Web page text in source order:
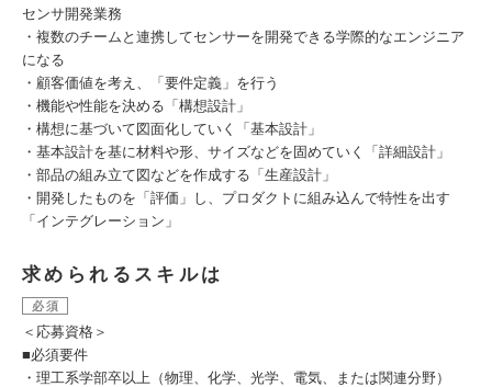
センサ開発業務
・複数のチームと連携してセンサーを開発できる学際的なエンジニア
になる
・顧客価値を考え、「要件定義」を行う
・機能や性能を決める「構想設計」
・構想に基づいて図面化していく「基本設計」
・基本設計を基に材料や形、サイズなどを固めていく「詳細設計」
・部品の組み立て図などを作成する「生産設計」
・開発したものを「評価」し、プロダクトに組み込んで特性を出す
「インテグレーション」
求められるスキルは
必須
＜応募資格＞
■必須要件
・理工系学部卒以上（物理、化学、光学、電気、または関連分野）